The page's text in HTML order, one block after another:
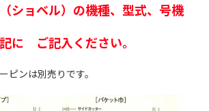
ョベル）の機種、型式、号機
ご記入ください。
ピンは別売りです。